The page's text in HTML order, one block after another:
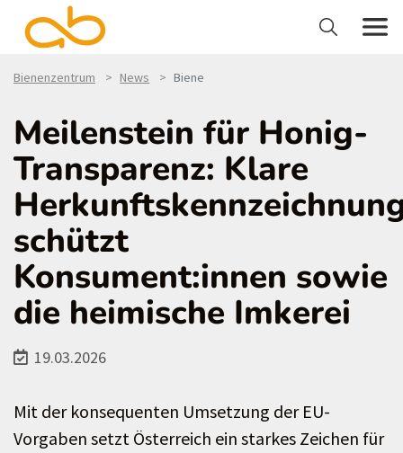
Bienenzentrum News Biene
Meilenstein für Honig-
Transparenz: Klare
schützt
Konsument:innen sowie
die heimische Imkerei
19.03.2026
Mit der konsequenten Umsetzung der EU-
Vorgaben setzt Österreich ein starkes Zeichen für